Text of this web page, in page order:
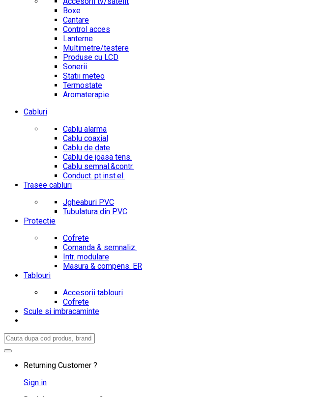
Boxe
Cantare
Control acces
Lanterne
Multimetre/testere
Produse cu LCD
Sonerii
Statii meteo
Termostate
Aromaterapie
Cabluri
Cablu alarma
Cablu coaxial
Cablu de date
Cablu de joasa tens.
Cablu semnal.&contr.
Conduct. pt.inst.el.
Trasee cabluri
Jgheaburi PVC
Tubulatura din PVC
Protectie
Cofrete
Comanda & semnaliz.
Intr. modulare
Masura & compens. ER
Tablouri
Accesorii tablouri
Cofrete
Scule si imbracaminte
Search
for:
Returning Customer ?
Sign in